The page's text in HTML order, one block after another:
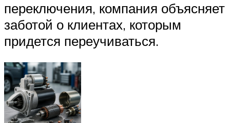
переключения, компания объясняет
заботой о клиентах, которым
придется переучиваться.